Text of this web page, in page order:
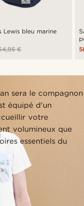
Lewis bleu marine
€
sera le compagnon
équipé d'un
votre
volumineux que
essentiels du